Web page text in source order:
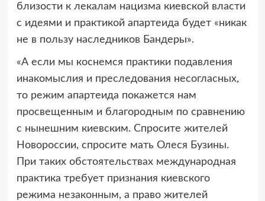
близости к лекалам нацизма киевской власти
с идеями и практикой апартеида будет «никак
не в пользу наследников Бандеры».
«А если мы коснемся практики подавления
инакомыслия и преследования несогласных,
то режим апартеида покажется нам
просвещенным и благородным по сравнению
с нынешним киевским. Спросите жителей
Новороссии, спросите мать Олеся Бузины.
При таких обстоятельствах международная
практика требует признания киевского
режима незаконным, а право жителей